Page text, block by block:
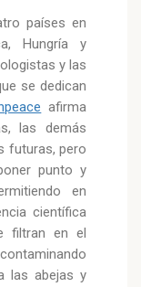
países en
Hungría y
y las
se dedican
afirma
las demás
futuras, pero
punto y
en
científica
filtran en el
las abejas y